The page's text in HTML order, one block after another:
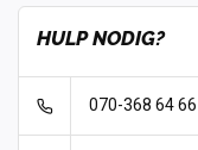
HULP NODIG?
070-368 64 66